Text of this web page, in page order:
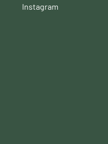
Instagram